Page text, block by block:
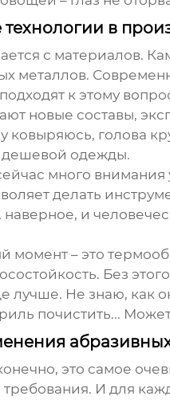
в
с материалов.
металлов.
к этому
новые составы,
ковыряюсь, голова
дешевой одежды.
много внимания
делать
и
момент – это
Без
лучше. Не знаю, как
почистить...
это самое
требования. И для